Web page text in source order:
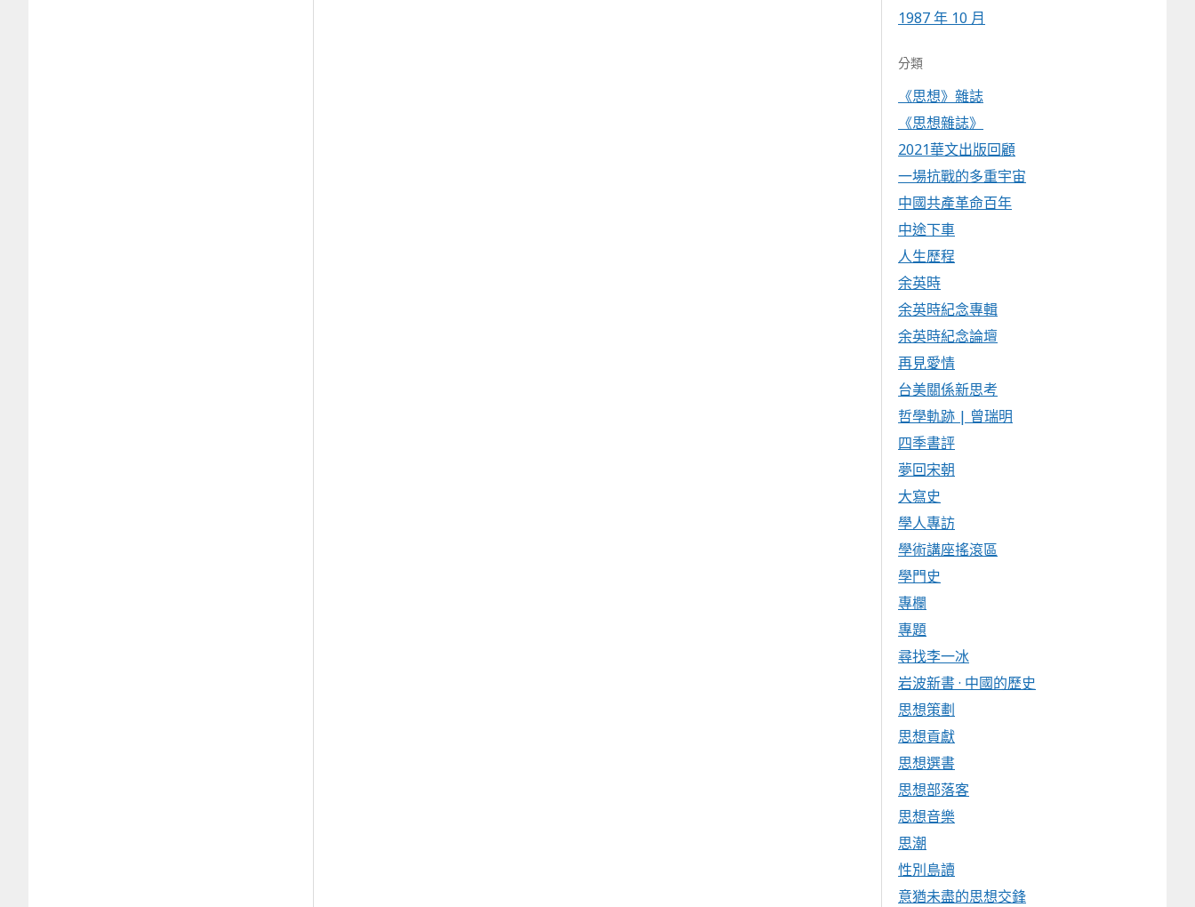
1987 年 10 月
分類
《思想》雜誌
《思想雜誌》
2021華文出版回顧
一場抗戰的多重宇宙
中國共產革命百年
中途下車
人生歷程
余英時
余英時紀念專輯
余英時紀念論壇
再見愛情
台美關係新思考
哲學軌跡 | 曾瑞明
四季書評
夢回宋朝
大寫史
學人專訪
學術講座搖滾區
學門史
專欄
專題
尋找李一冰
岩波新書 · 中國的歷史
思想策劃
思想貢獻
思想選書
思想部落客
思想音樂
思潮
性別島讀
意猶未盡的思想交鋒